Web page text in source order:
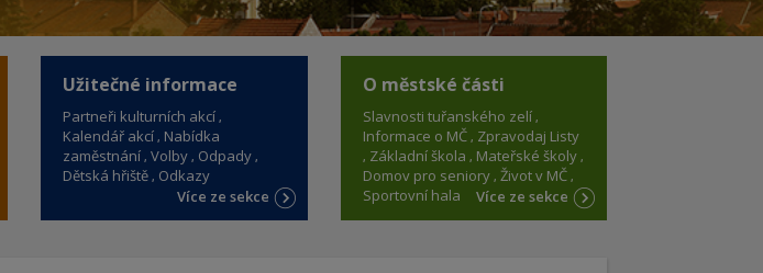
Užitečné informace
Partneři kulturních akcí
Kalendář akcí Nabídka
zaměstnání Volby Odpady
Dětská hřiště Odkazy
Více ze sekce
O městské části
Slavnosti tuřanského zelí
Informace o MČ Zpravodaj Listy
Základní škola
Mateřské školy
Domov pro seniory Život v MČ
Sportovní hala
Více ze sekce